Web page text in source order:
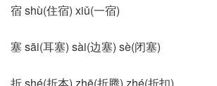
宿 shù(住宿) xiǔ(一宿)
塞 sāi(耳塞) sài(边塞) sè(闭塞)